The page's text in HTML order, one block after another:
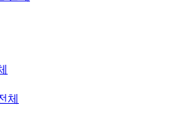
체